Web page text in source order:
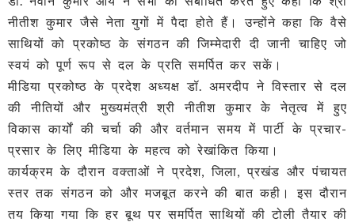
नीतीश कुमार जैसे नेता युगों में पैदा होते हैं। उन्होंने कहा कि वैसे
साथियों को प्रकोष्ठ के संगठन की जिम्मेदारी दी जानी चाहिए जो
स्वयं को पूर्ण रूप से दल के प्रति समर्पित कर सकें।
मीडिया प्रकोष्ठ के प्रदेश अध्यक्ष डॉ. अमरदीप ने विस्तार से दल
की नीतियों और मुख्यमंत्री श्री नीतीश कुमार के नेतृत्व में हुए
विकास कार्यों की चर्चा की और वर्तमान समय में पार्टी के प्रचार-
प्रसार के लिए मीडिया के महत्व को रेखांकित किया।
कार्यक्रम के दौरान वक्ताओं ने प्रदेश, जिला, प्रखंड और पंचायत
स्तर तक संगठन को और मजबूत करने की बात कही। इस दौरान
तय किया गया कि हर बूथ पर समर्पित साथियों की टोली तैयार की